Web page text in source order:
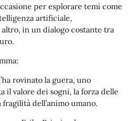
per esplorare temi come
artificiale,
altro, in un dialogo costante tra
rovinato la guera, uno
il valore dei sogni, la forza delle
dell’animo umano.